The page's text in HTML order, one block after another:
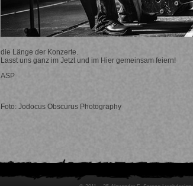
die Länge der Konzerte.
Lasst uns ganz im Jetzt und im Hier gemeinsam feiern!
ASP
Foto: Jodocus Obscurus Photography